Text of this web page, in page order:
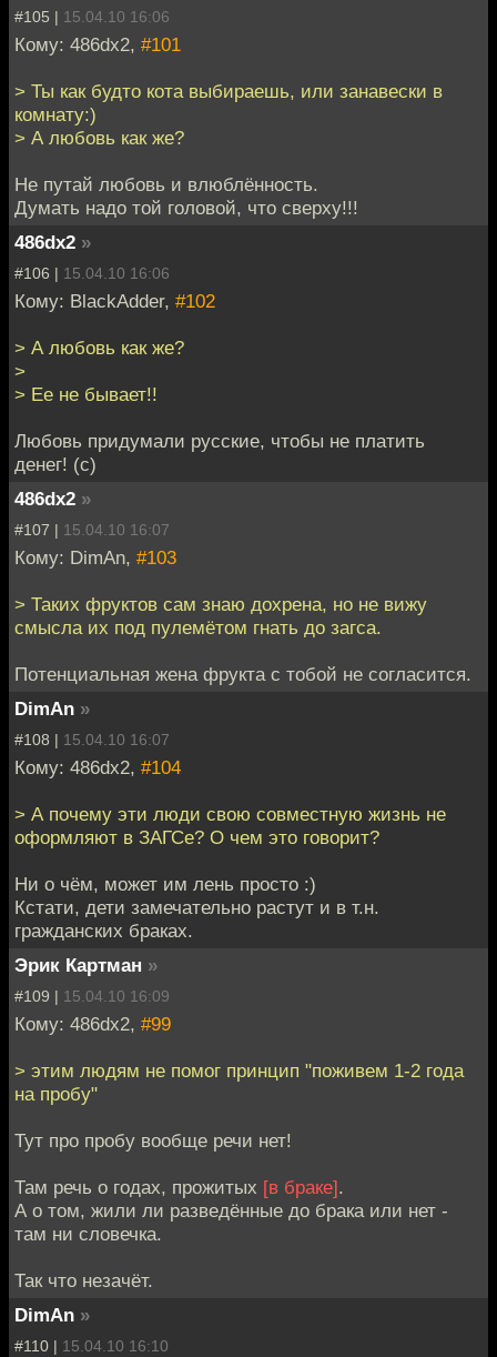
#105 | 15.04.10 16:06
Кому: 486dx2, #101
> Ты как будто кота выбираешь, или занавески в
комнату:)
> А любовь как же?
Не путай любовь и влюблённость.
Думать надо той головой, что сверху!!!
486dx2 »
#106 | 15.04.10 16:06
Кому: BlackAdder, #102
> А любовь как же?
>
> Ее не бывает!!
Любовь придумали русские, чтобы не платить
денег! (с)
486dx2 »
#107 | 15.04.10 16:07
Кому: DimAn, #103
> Таких фруктов сам знаю дохрена, но не вижу
смысла их под пулемётом гнать до загса.
Потенциальная жена фрукта с тобой не согласится.
DimAn »
#108 | 15.04.10 16:07
Кому: 486dx2, #104
> А почему эти люди свою совместную жизнь не
оформляют в ЗАГСе? О чем это говорит?
Ни о чём, может им лень просто :)
Кстати, дети замечательно растут и в т.н.
гражданских браках.
Эрик Картман »
#109 | 15.04.10 16:09
Кому: 486dx2, #99
> этим людям не помог принцип "поживем 1-2 года
на пробу"
Тут про пробу вообще речи нет!
Там речь о годах, прожитых [в браке].
А о том, жили ли разведённые до брака или нет -
там ни словечка.
Так что незачёт.
DimAn »
#110 | 15.04.10 16:10